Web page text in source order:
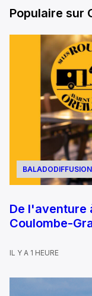
Populaire sur
BALADODIFFUSION
De l'aventure
Coulombe-
IL Y A 1 HEURE